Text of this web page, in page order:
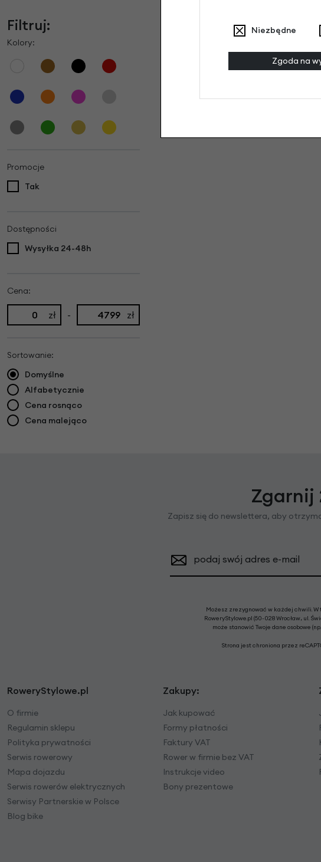
Filtruj:
Kolory:
Promocje
Tak
Dostępności
Wysyłka 24-48h
Cena:
zł - zł
Sortowanie:
Domyślne
Alfabetycznie
Cena rosnąco
Cena malejąco
Zgarnij
Zapisz się do newslettera, aby
podaj swój adres e-mail
Możesz zrezygnować w każdej chwili.
RoweryStylowe.pl (50-028 Wrocław, ul.
może stanowić Twoje dane osobowe
Strona jest chroniona przez
RoweryStylowe.pl
O firmie
Regulamin sklepu
Polityka prywatności
Serwis rowerowy
Mapa dojazdu
Serwis rowerów elektrycznych
Serwisy Partnerskie w Polsce
Blog bike
Zakupy:
Jak kupować
Formy płatności
Faktury VAT
Rower w firmie bez VAT
Instrukcje video
Bony prezentowe
Niezbędne
Zgoda na